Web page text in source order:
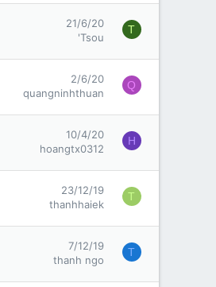
21/6/20
'Tsou
T
2/6/20
quangninhthuan
Q
10/4/20
hoangtx0312
H
23/12/19
thanhhaiek
T
7/12/19
thanh ngo
T